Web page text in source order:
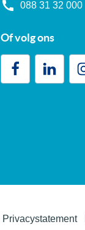
088 31 32 000
Of volg ons
Privacystatement